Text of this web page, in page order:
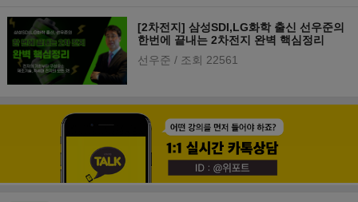
[2차전지] 삼성SDI,LG화학 출신 선우준의
한번에 끝내는 2차전지 완벽 핵심정리
선우준 / 조회 22561